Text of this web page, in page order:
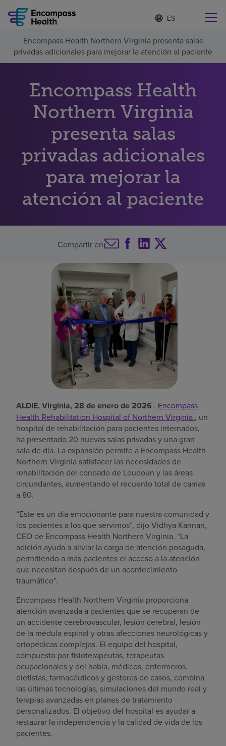
Lista
de
idiomas
contraída
d
o
m
a
l
e
c
c
i
o
a
o
Encuentre una localidad cerca de usted
Por qué debe elegirnos
Servicios de rehabilitación
Pacientes y cuidadores
Recursos de salud
Buscar un centro
Pagar mi factura
Encompass Health Northern Virginia presenta salas
privadas adicionales para mejorar la atención al paciente
Encompass Health
Northern Virginia
presenta salas
privadas adicionales
para mejorar la
atención al paciente
Compartir en
ALDIE, Virginia, 28 de enero de 2026 . Encompass
Health Rehabilitation Hospital of Northern Virginia , un
hospital de rehabilitación para pacientes internados,
ha presentado 20 nuevas salas privadas y una gran
sala de día. La expansión permite a Encompass Health
Northern Virginia satisfacer las necesidades de
rehabilitación del condado de Loudoun y las áreas
circundantes, aumentando el recuento total de camas
a 80.
“Este es un día emocionante para nuestra comunidad y
los pacientes a los que servimos”, dijo Vidhya Kannan,
CEO de Encompass Health Northern Virginia. “La
adición ayuda a aliviar la carga de atención posaguda,
permitiendo a más pacientes el acceso a la atención
que necesitan después de un acontecimiento
traumático”.
Encompass Health Northern Virginia proporciona
atención avanzada a pacientes que se recuperan de
un accidente cerebrovascular, lesión cerebral, lesión
de la médula espinal y otras afecciones neurológicas y
ortopédicas complejas. El equipo del hospital,
compuesto por fisioterapeutas, terapeutas
ocupacionales y del habla, médicos, enfermeros,
dietistas, farmacéuticos y gestores de casos, combina
las últimas tecnologías, simulaciones del mundo real y
terapias avanzadas en planes de tratamiento
personalizados. El objetivo del hospital es ayudar a
restaurar la independencia y la calidad de vida de los
pacientes.